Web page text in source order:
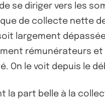
se diriger vers les
de collecte nette
largement
rémunérateurs et
On le voit depuis le
la part belle à la